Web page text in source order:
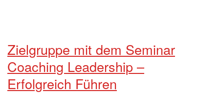
Zielgruppe mit dem Seminar
Coaching Leadership –
Erfolgreich Führen